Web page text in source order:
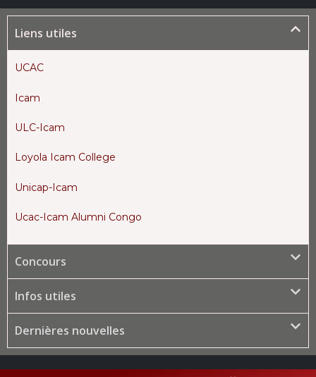
Liens utiles
UCAC
Icam
ULC-Icam
Loyola Icam College
Unicap-Icam
Ucac-Icam Alumni Congo
Concours
Infos utiles
Dernières nouvelles